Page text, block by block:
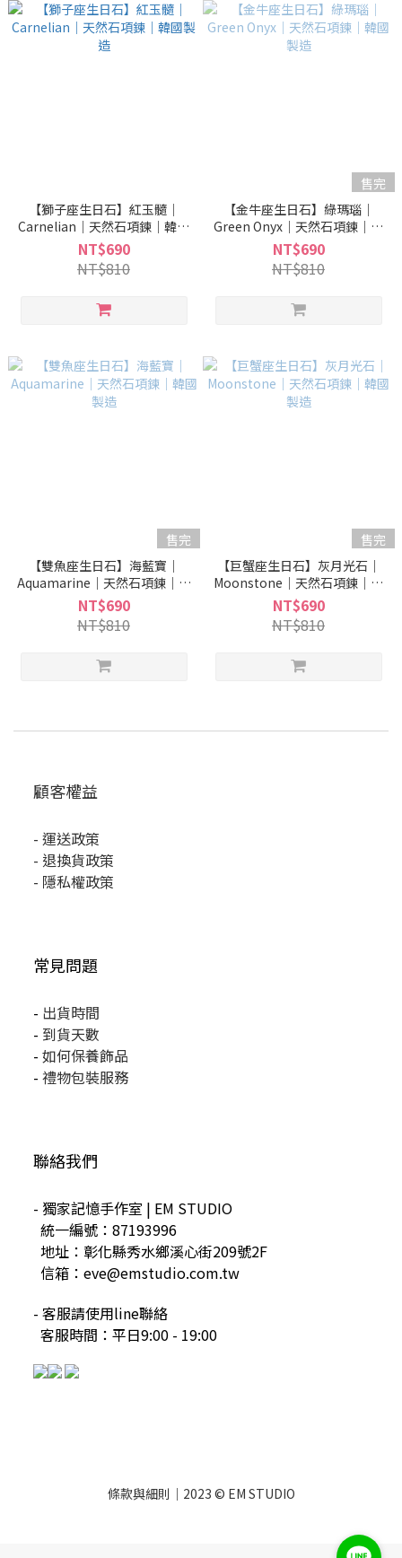
【獅子座生日石】紅玉髓｜
Carnelian｜天然石項鍊｜韓國
製造
NT$690
NT$810
售完
【金牛座生日石】綠瑪瑙｜
Green Onyx｜天然石項鍊｜韓
國製造
NT$690
NT$810
售完
【雙魚座生日石】海藍寶｜
Aquamarine｜天然石項鍊｜韓
國製造
NT$690
NT$810
售完
【巨蟹座生日石】灰月光石｜
Moonstone｜天然石項鍊｜韓
國製造
NT$690
NT$810
顧客權益
- 運送政策
- 退換貨政策
- 隱私權政策
常見問題
- 出貨時間
- 到貨天數
- 如何保養飾品
- 禮物包裝服務
聯絡我們
- 獨家記憶手作室 | EM STUDIO
統一編號：87193996
地址：彰化縣秀水鄉溪心街209號2F
信箱：eve@emstudio.com.tw
- 客服請使用line聯絡
客服時間：平日9:00 - 19:00
條款與細則 ｜2023 © EM STUDIO